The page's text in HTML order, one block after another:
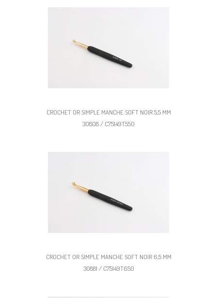
CROCHET OR SIMPLE MANCHE SOFT NOIR 5,5 MM
30808 / C75149T550
CROCHET OR SIMPLE MANCHE SOFT NOIR 6,5 MM
30881 / C75149T650